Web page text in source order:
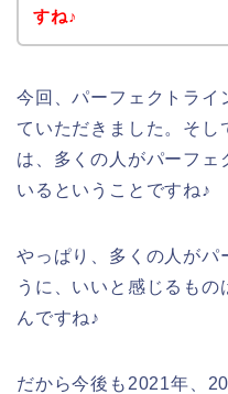
すね♪
今回、パーフェクトライ
ていただきました。そ
は、多くの人がパーフェ
いるということですね♪
やっぱり、多くの人がパ
うに、いいと感じるも
んですね♪
だから今後も2021年、